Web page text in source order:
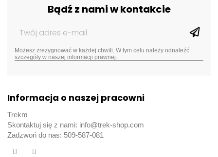
Bądź z nami w kontakcie
Możesz zrezygnować w każdej chwili. W tym celu należy odnaleźć
szczegóły w naszej informacji prawnej.
Informacja o naszej pracowni
Trekm
Skontaktuj się z nami: info@trek-shop.com
Zadzwoń do nas: 509-587-081